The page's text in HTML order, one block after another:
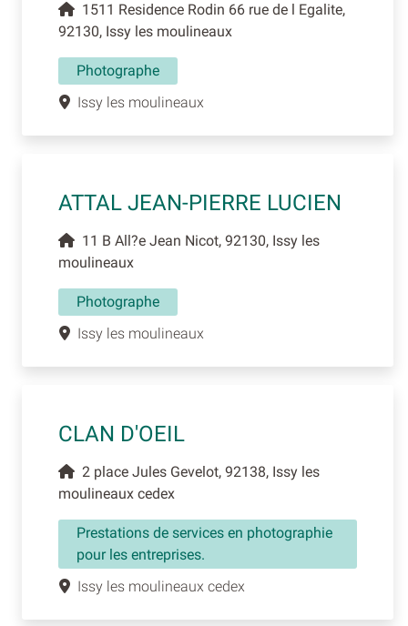
1511 Residence Rodin 66 rue de l Egalite,
92130, Issy les moulineaux
Photographe
Issy les moulineaux
ATTAL JEAN-PIERRE LUCIEN
11 B All?e Jean Nicot, 92130, Issy les
moulineaux
Photographe
Issy les moulineaux
CLAN D'OEIL
2 place Jules Gevelot, 92138, Issy les
moulineaux cedex
Prestations de services en photographie
pour les entreprises.
Issy les moulineaux cedex